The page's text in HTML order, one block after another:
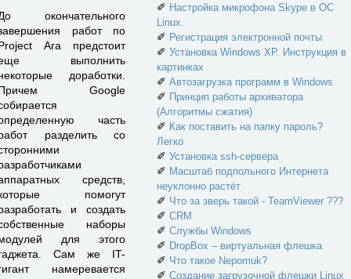
окончательного
работ по
Ara предстоит
выполнить
доработки.
Google
часть
разделить со
средств,
помогут
и создать
наборы
для этого
Сам же IT-
намеревается
✐ Настройка микрофона Skype в ОС
Linux.
✐ Регистрация электронной почты
✐ Установка Windows XP. Инструкция в
картинках
✐ Автозагрузка программ в Windows
✐ Принцип работы архиватора
(Алгоритмы сжатия)
✐ Как поставить на папку пароль?
Легко
✐ Установка ssh-сервера
✐ Масштаб подпольного Интернета
неуклонно растёт
✐ Что за зверь такой - TeamViewer ???
✐ CRM
✐ Службы Windows
✐ DropBox – виртуальная флешка
✐ Что такое Nepomuk?
✐ Создание загрузочной флешки Linux